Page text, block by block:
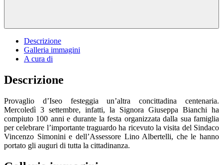
Descrizione
Galleria immagini
A cura di
Descrizione
Provaglio d’Iseo festeggia un’altra concittadina centenaria.
Mercoledì 3 settembre, infatti, la Signora Giuseppa Bianchi ha
compiuto 100 anni e durante la festa organizzata dalla sua famiglia
per celebrare l’importante traguardo ha ricevuto la visita del Sindaco
Vincenzo Simonini e dell’Assessore Lino Albertelli, che le hanno
portato gli auguri di tutta la cittadinanza.